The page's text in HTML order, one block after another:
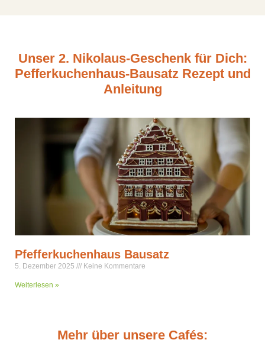
Unser 2. Nikolaus-Geschenk für Dich:
Pefferkuchenhaus-Bausatz Rezept und
Anleitung
Pfefferkuchenhaus Bausatz
5. Dezember 2025 Keine Kommentare
Weiterlesen »
Mehr über unsere Cafés: